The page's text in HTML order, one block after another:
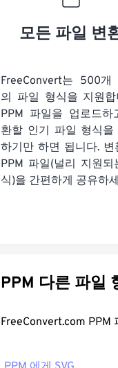
모든 파일 변
FreeConvert는 500개
의 파일 형식을 지원합
PPM 파일을 업로드하
환할 인기 파일 형식을
하기만 하면 됩니다. 변
PPM 파일(널리 지원되
식)을 간편하게 공유하
PPM 다른 파일